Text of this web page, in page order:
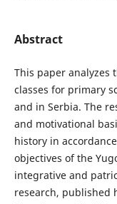
Abstract
This paper analyzes
classes for primary
and in Serbia. The
and motivational
history in
objectives of the
integrative and
research, published